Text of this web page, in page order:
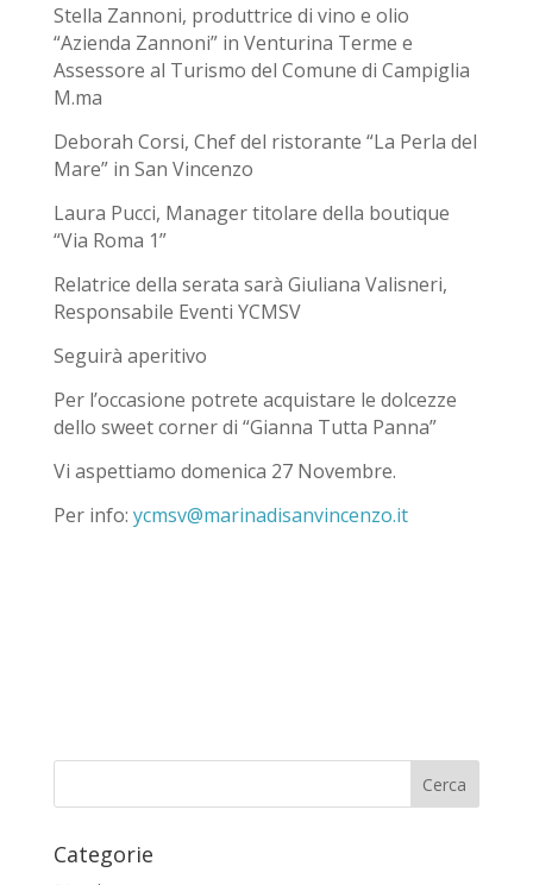
Stella Zannoni, produttrice di vino e olio
“Azienda Zannoni” in Venturina Terme e
Assessore al Turismo del Comune di Campiglia
M.ma
Deborah Corsi, Chef del ristorante “La Perla del
Mare” in San Vincenzo
Laura Pucci, Manager titolare della boutique
“Via Roma 1”
Relatrice della serata sarà Giuliana Valisneri,
Responsabile Eventi YCMSV
Seguirà aperitivo
Per l’occasione potrete acquistare le dolcezze
dello sweet corner di “Gianna Tutta Panna”
Vi aspettiamo domenica 27 Novembre.
Per info: ycmsv@marinadisanvincenzo.it
Categorie